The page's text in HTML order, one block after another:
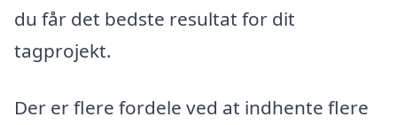
du får det bedste resultat for dit
tagprojekt.
Der er flere fordele ved at indhente flere